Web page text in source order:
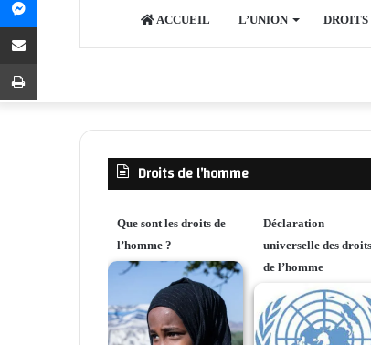
ACCUEIL L’UNION DROITS
Droits de l’homme
Que sont les droits de
l’homme ?
Déclaration
universelle des droits
de l’homme
Share via Email